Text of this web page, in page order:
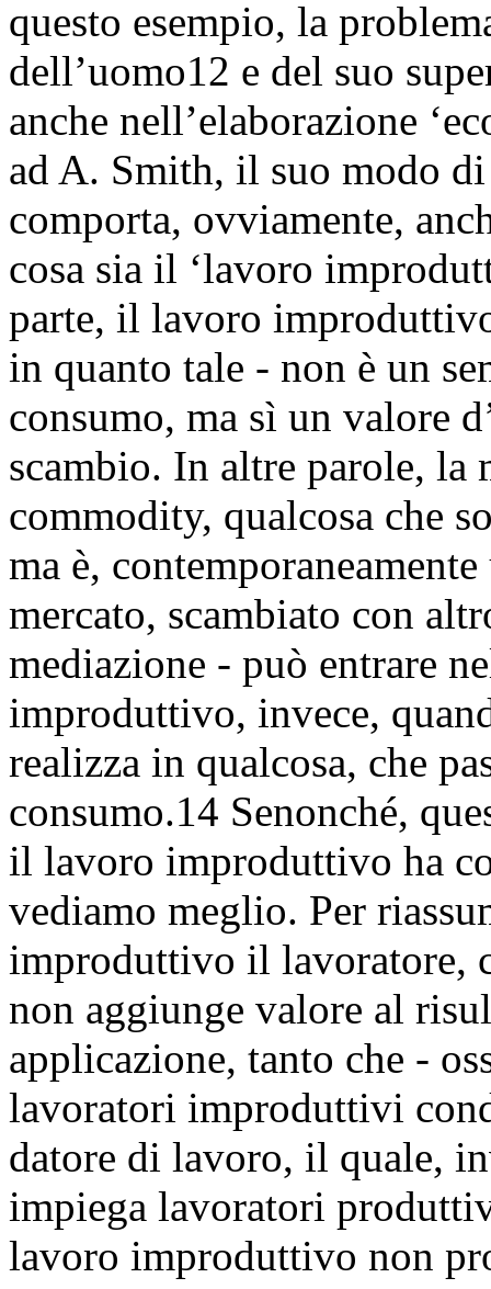
questo esempio, la
dell’uomo12 e del suo
anche nell’elaborazione
ad A. Smith, il suo modo
comporta, ovviamente,
cosa sia il ‘lavoro
parte, il lavoro
in quanto tale - non è un
consumo, ma sì un valore
scambio. In altre parole, la
commodity, qualcosa che
ma è,
mercato, scambiato con
mediazione - può entrare
improduttivo, invece,
realizza in qualcosa, che
consumo.14 Senonché,
il lavoro improduttivo ha
vediamo meglio. Per
improduttivo il lavoratore,
non aggiunge valore al
applicazione, tanto che -
lavoratori improduttivi
datore di lavoro, il quale,
impiega lavoratori
lavoro improduttivo non